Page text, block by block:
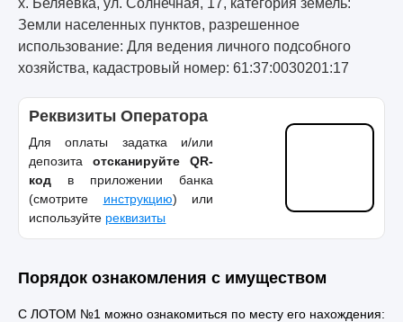
Земли населенных пунктов, разрешенное
использование: Для ведения личного подсобного
хозяйства, кадастровый номер: 61:37:0030201:17
Реквизиты Оператора
Для оплаты задатка и/или
депозита отсканируйте QR-
код в приложении банка
(смотрите инструкцию) или
используйте реквизиты
Порядок ознакомления с имуществом
С ЛОТОМ №1 можно ознакомиться по месту его нахождения: